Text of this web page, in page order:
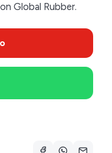
Global Rubber.